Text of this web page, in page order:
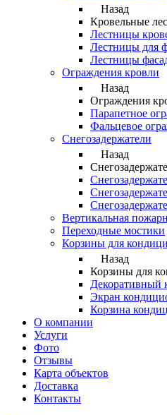
Назад
Кровельные
Лестницы
Лестницы для
Лестницы
Ограждения кровли
Назад
Ограждения
Парапетное
Фальцевое
Снегозадержатели
Назад
Вертикальная
Переходные мостики
Корзины для
Назад
Корзины для
Декоративный
Экран
Корзина
О компании
Услуги
Фото
Отзывы
Карта объектов
Доставка
Контакты